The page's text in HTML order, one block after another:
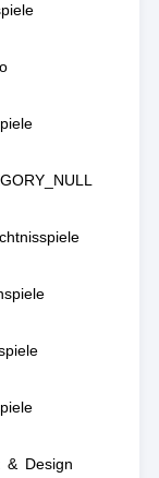
& Design